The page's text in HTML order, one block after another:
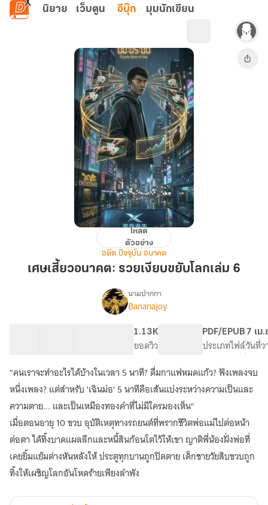
ข้ามไปยังเนื้อหาหลัก
นิยาย เว็บตูน อีบุ๊ก มุมนักเขียน
อนาคต:
โหลด
ตัวอย่าง
อดีต ปัจจุบัน อนาคต
เศษเสี้ยวอนาคต: รวยเงียบขยับโลกเล่ม 6
เรื่อง
เสี้ยว
อนาคต:
รวย
เงียบ
ขยับ
โลก
นามปากกา
Bananajoy
1.13K
ยอดวิว
PDF/EPUB
ประเภทไฟล์
7 เม
วันที่ว
"คนเราจะทำอะไรได้บ้างในเวลา 5 นาที? ดื่มกาแฟหมดแก้ว? ฟังเพลงจบ
หนึ่งเพลง? แต่สำหรับ 'เฉินม่อ' 5 นาทีคือเส้นแบ่งระหว่างความเป็นและ
ความตาย... และเป็นเหมืองทองคำที่ไม่มีใครมองเห็น"
เมื่อตอนอายุ 10 ขวบ อุบัติเหตุทางรถยนต์ที่พรากชีวิตพ่อแม่ไปต่อหน้า
ต่อตา ได้ทิ้งบาดแผลลึกและหนี้สินก้อนโตไว้ให้เขา ญาติพี่น้องฝั่งพ่อที่
เคยยิ้มแย้มต่างหันหลังให้ ประตูทุกบานถูกปิดตาย เด็กชายวัยสิบขวบถูก